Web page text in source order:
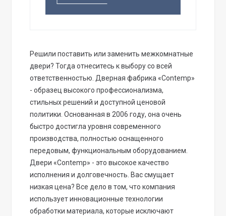
Решили поставить или заменить межкомнатные
двери? Тогда отнеситесь к выбору со всей
ответственностью. Дверная фабрика «Contemp»
- образец высокого профессионализма,
стильных решений и доступной ценовой
политики. Основанная в 2006 году, она очень
быстро достигла уровня современного
производства, полностью оснащенного
передовым, функциональным оборудованием.
Двери «Contemp» - это высокое качество
исполнения и долговечность. Вас смущает
низкая цена? Все дело в том, что компания
использует инновационные технологии
обработки материала, которые исключают